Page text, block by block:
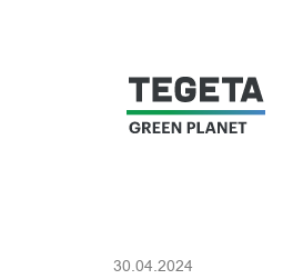
30.04.2024